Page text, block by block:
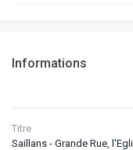
Informations
Titre
Saillans - Grande Rue,